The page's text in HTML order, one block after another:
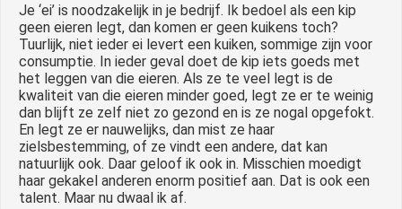
Je ‘ei’ is noodzakelijk in je bedrijf. Ik bedoel als een kip
geen eieren legt, dan komen er geen kuikens toch?
Tuurlijk, niet ieder ei levert een kuiken, sommige zijn voor
consumptie. In ieder geval doet de kip iets goeds met
het leggen van die eieren. Als ze te veel legt is de
kwaliteit van die eieren minder goed, legt ze er te weinig
dan blijft ze zelf niet zo gezond en is ze nogal opgefokt.
En legt ze er nauwelijks, dan mist ze haar
zielsbestemming, of ze vindt een andere, dat kan
natuurlijk ook. Daar geloof ik ook in. Misschien moedigt
haar gekakel anderen enorm positief aan. Dat is ook een
talent. Maar nu dwaal ik af.